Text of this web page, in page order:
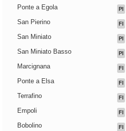
Ponte a Egola PI
San Pierino FI
San Miniato PI
San Miniato Basso PI
Marcignana FI
Ponte a Elsa FI
Terrafino FI
Empoli FI
Bobolino FI